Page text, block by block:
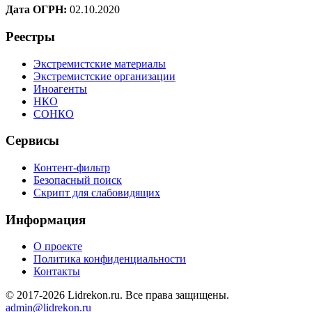
Дата ОГРН: 02.10.2020
Реестры
Экстремистские материалы
Экстремистские организации
Иноагенты
НКО
СОНКО
Сервисы
Контент-фильтр
Безопасный поиск
Скрипт для слабовидящих
Информация
О проекте
Политика конфиденциальности
Контакты
© 2017-2026 Lidrekon.ru. Все права защищены.
admin@lidrekon.ru